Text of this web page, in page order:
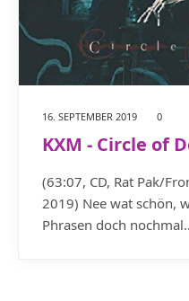
16. SEPTEMBER 2019 0
KXM - Circle of
(63:07, CD, Rat Pak/
2019) Nee wat schön,
Phrasen doch